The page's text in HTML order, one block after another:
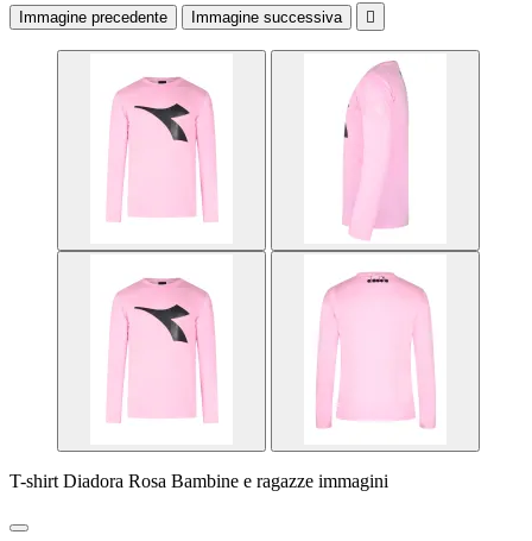
Immagine precedente Immagine successiva 
T-shirt Diadora Rosa Bambine e ragazze immagini